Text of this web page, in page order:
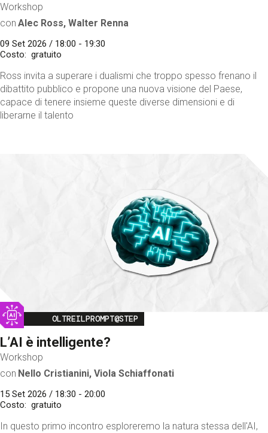
Workshop
con Alec Ross, Walter Renna
09 Set 2026 / 18:00 - 19:30
Costo
gratuito
Ross invita a superare i dualismi che troppo spesso frenano il
dibattito pubblico e propone una nuova visione del Paese,
capace di tenere insieme queste diverse dimensioni e di
liberarne il talento
Image
OLTREILPROMPT@STEP
L’AI è intelligente?
Workshop
con Nello Cristianini, Viola Schiaffonati
15 Set 2026 / 18:30 - 20:00
Costo
gratuito
In questo primo incontro esploreremo la natura stessa dell'AI,